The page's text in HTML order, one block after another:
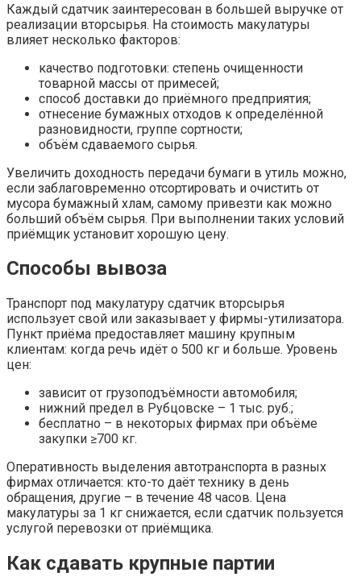
Каждый сдатчик заинтересован в большей выручке от
реализации вторсырья. На стоимость макулатуры
влияет несколько факторов:
качество подготовки: степень очищенности
товарной массы от примесей;
способ доставки до приёмного предприятия;
отнесение бумажных отходов к определённой
разновидности, группе сортности;
объём сдаваемого сырья.
Увеличить доходность передачи бумаги в утиль можно,
если заблаговременно отсортировать и очистить от
мусора бумажный хлам, самому привезти как можно
больший объём сырья. При выполнении таких условий
приёмщик установит хорошую цену.
Способы вывоза
Транспорт под макулатуру сдатчик вторсырья
использует свой или заказывает у фирмы-утилизатора.
Пункт приёма предоставляет машину крупным
клиентам: когда речь идёт о 500 кг и больше. Уровень
цен:
зависит от грузоподъёмности автомобиля;
нижний предел в Рубцовске – 1 тыс. руб.;
бесплатно – в некоторых фирмах при объёме
закупки ≥700 кг.
Оперативность выделения автотранспорта в разных
фирмах отличается: кто-то даёт технику в день
обращения, другие – в течение 48 часов. Цена
макулатуры за 1 кг снижается, если сдатчик пользуется
услугой перевозки от приёмщика.
Как сдавать крупные партии